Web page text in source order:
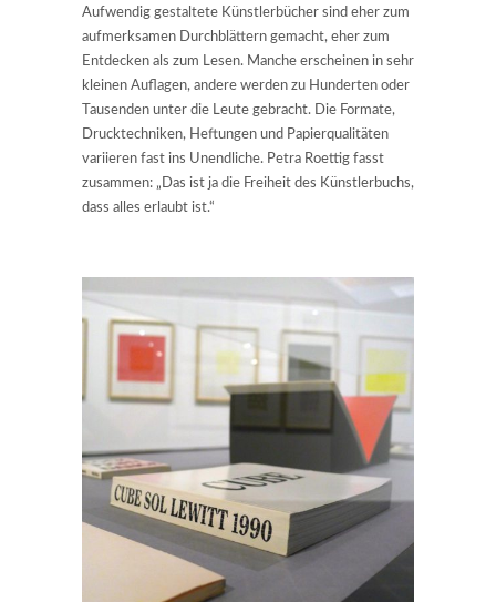
Aufwendig gestaltete Künstlerbücher sind eher zum
aufmerksamen Durchblättern gemacht, eher zum
Entdecken als zum Lesen. Manche erscheinen in sehr
kleinen Auflagen, andere werden zu Hunderten oder
Tausenden unter die Leute gebracht. Die Formate,
Drucktechniken, Heftungen und Papierqualitäten
variieren fast ins Unendliche. Petra Roettig fasst
zusammen: „Das ist ja die Freiheit des Künstlerbuchs,
dass alles erlaubt ist.“